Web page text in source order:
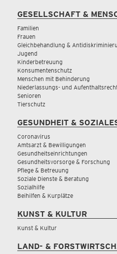
GESELLSCHAFT &
Familien
Frauen
Gleichbehandlung &
Jugend
Kinderbetreuung
Konsumentenschutz
Menschen mit Behinderung
Niederlassungs- und
Senioren
Tierschutz
GESUNDHEIT &
Coronavirus
Amtsarzt & Bewilligungen
Gesundheitseinrichtungen
Gesundheitsvorsorge & Forschung
Pflege & Betreuung
Soziale Dienste & Beratung
Sozialhilfe
Beihilfen & Kurplätze
KUNST & KULTUR
Kunst & Kultur
LAND- &